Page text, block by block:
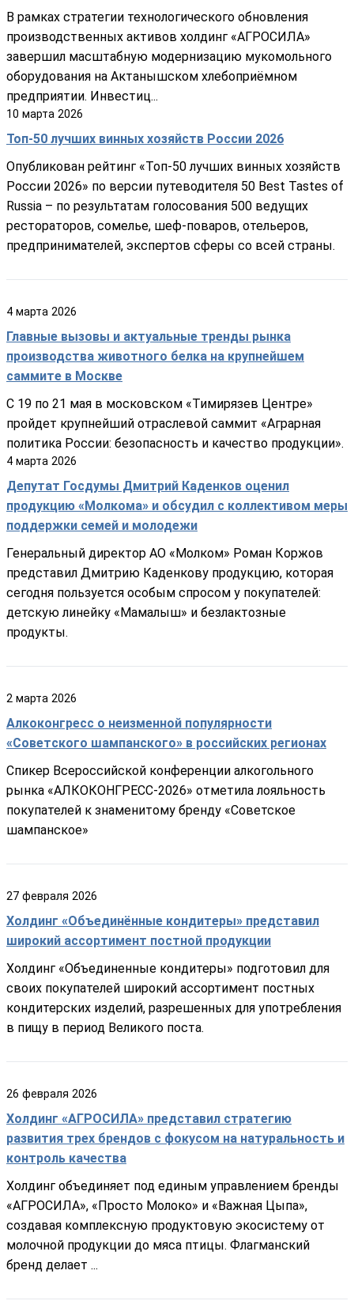
В рамках стратегии технологического обновления
производственных активов холдинг «АГРОСИЛА»
завершил масштабную модернизацию мукомольного
оборудования на Актанышском хлебоприёмном
предприятии. Инвестиц...
10 марта 2026
Топ-50 лучших винных хозяйств России 2026
Опубликован рейтинг «Топ-50 лучших винных хозяйств
России 2026» по версии путеводителя 50 Best Tastes of
Russia – по результатам голосования 500 ведущих
рестораторов, сомелье, шеф-поваров, отельеров,
предпринимателей, экспертов сферы со всей страны.
4 марта 2026
Главные вызовы и актуальные тренды рынка
производства животного белка на крупнейшем
саммите в Москве
С 19 по 21 мая в московском «Тимирязев Центре»
пройдет крупнейший отраслевой саммит «Аграрная
политика России: безопасность и качество продукции».
4 марта 2026
Депутат Госдумы Дмитрий Каденков оценил
продукцию «Молкома» и обсудил с коллективом меры
поддержки семей и молодежи
Генеральный директор АО «Молком» Роман Коржов
представил Дмитрию Каденкову продукцию, которая
сегодня пользуется особым спросом у покупателей:
детскую линейку «Мамалыш» и безлактозные
продукты.
2 марта 2026
Алкоконгресс о неизменной популярности
«Советского шампанского» в российских регионах
Спикер Всероссийской конференции алкогольного
рынка «АЛКОКОНГРЕСС-2026» отметила лояльность
покупателей к знаменитому бренду «Советское
шампанское»
27 февраля 2026
Холдинг «Объединённые кондитеры» представил
широкий ассортимент постной продукции
Холдинг «Объединенные кондитеры» подготовил для
своих покупателей широкий ассортимент постных
кондитерских изделий, разрешенных для употребления
в пищу в период Великого поста.
26 февраля 2026
Холдинг «АГРОСИЛА» представил стратегию
развития трех брендов с фокусом на натуральность и
контроль качества
Холдинг объединяет под единым управлением бренды
«АГРОСИЛА», «Просто Молоко» и «Важная Цыпа»,
создавая комплексную продуктовую экосистему от
молочной продукции до мяса птицы. Флагманский
бренд делает ...